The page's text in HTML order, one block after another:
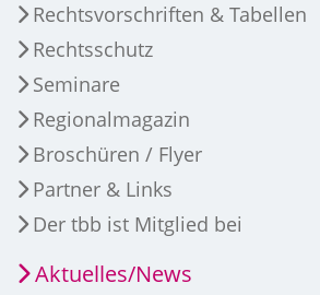
Rechtsvorschriften & Tabellen
Rechtsschutz
Seminare
Regionalmagazin
Broschüren / Flyer
Partner & Links
Der tbb ist Mitglied bei
Aktuelles/News